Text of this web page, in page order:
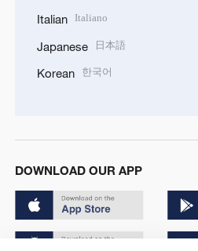
Italian Italiano
Japanese 日本語
Korean 한국어
DOWNLOAD OUR APP